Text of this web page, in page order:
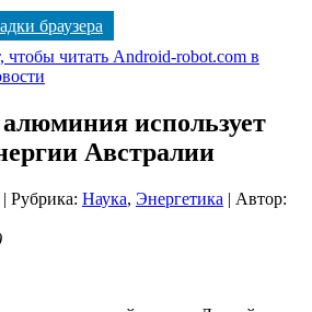
браузера
чтобы читать Android-robot.com в
использует
Австралии
| Рубрика: Наука, Энергетика | Автор: